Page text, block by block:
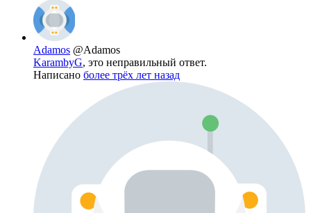
Adamos @Adamos
KarambyG, это неправильный ответ.
Написано более трёх лет назад